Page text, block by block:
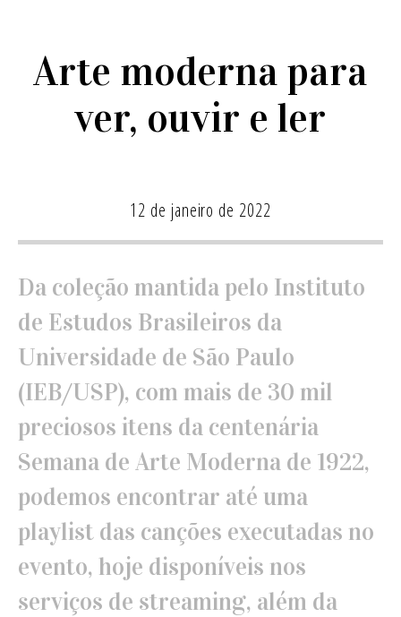
Arte moderna para
ver, ouvir e ler
12 de janeiro de 2022
Da coleção mantida pelo Instituto
de Estudos Brasileiros da
Universidade de São Paulo
(IEB/USP), com mais de 30 mil
preciosos itens da centenária
Semana de Arte Moderna de 1922,
podemos encontrar até uma
playlist das canções executadas no
evento, hoje disponíveis nos
serviços de streaming, além da